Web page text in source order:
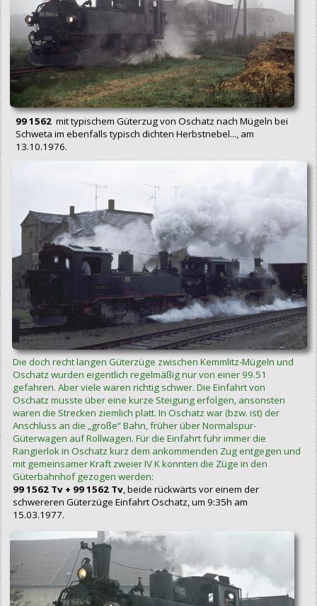
99 1562mit typischem Güterzug von Oschatz nach Mügeln bei
Schweta im ebenfalls typisch dichten Herbstnebel..., am
13.10.1976.
Die doch recht langen Güterzüge zwischen Kemmlitz-Mügeln und
Oschatz wurden eigentlich regelmäßig nur von einer 99.51
gefahren. Aber viele waren richtig schwer. Die Einfahrt von
Oschatz musste über eine kurze Steigung erfolgen, ansonsten
waren die Strecken ziemlich platt. In Oschatz war (bzw. ist) der
Anschluss an die „große“ Bahn, früher über Normalspur-
Güterwagen auf Rollwagen. Für die Einfahrt fuhr immer die
Rangierlok in Oschatz kurz dem ankommenden Zug entgegen und
mit gemeinsamer Kraft zweier IV K konnten die Züge in den
Güterbahnhof gezogen werden:
99 1562 Tv + 99 1562 Tv, beide rückwärts vor einem der
schwereren Güterzüge Einfahrt Oschatz, um 9:35h am
15.03.1977.